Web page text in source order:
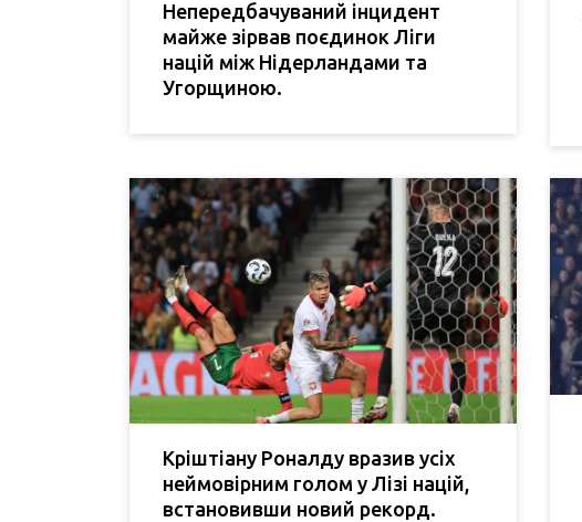
Непередбачуваний інцидент
майже зірвав поєдинок Ліги
націй між Нідерландами та
Угорщиною.
Кріштіану Роналду вразив усіх
неймовірним голом у Лізі націй,
встановивши новий рекорд.